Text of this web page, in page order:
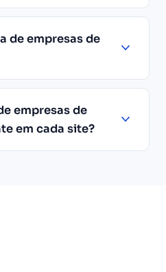
de empresas de
empresas de
em cada site?